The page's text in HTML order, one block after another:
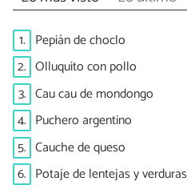
1. Pepián de choclo
2. Olluquito con pollo
3. Cau cau de mondongo
4. Puchero argentino
5. Cauche de queso
6. Potaje de lentejas y verduras